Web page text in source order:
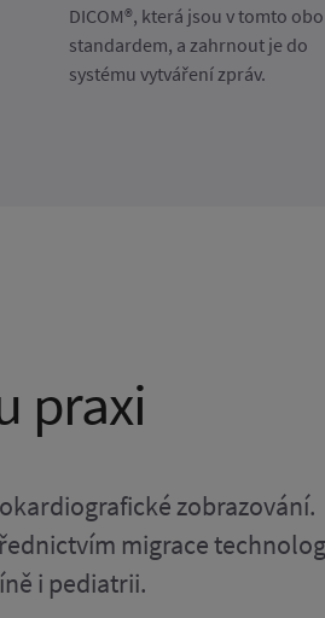
DICOM®, která jsou v tomto
standardem, a zahrnout je do
systému vytváření zpráv.
praxi
zobrazování.
migrace
i pediatrii.